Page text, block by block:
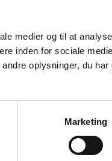
medier og til at
inden for sociale
oplysninger, du har
Marketing